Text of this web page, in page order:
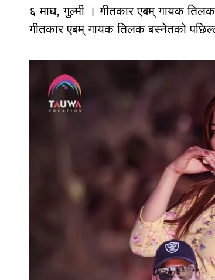
६ माघ, गुल्मी । गीतकार एबम् गायक
गीतकार एबम् गायक तिलक बस्नेतको